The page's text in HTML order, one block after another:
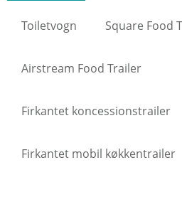
Toiletvogn Square Food
Airstream Food Trailer
Firkantet koncessionstrailer
Firkantet mobil køkkentrailer